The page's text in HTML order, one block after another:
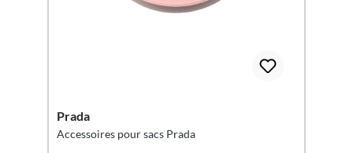
Prada
Accessoires pour sacs Prada